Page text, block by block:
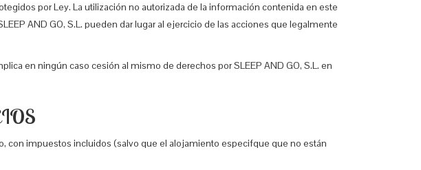
por Ley. La utilización no autorizada de la información contenida en este
AND GO, S.L. pueden dar lugar al ejercicio de las acciones que legalmente
en ningún caso cesión al mismo de derechos por SLEEP AND GO, S.L. en
con impuestos incluidos (salvo que el alojamiento especifque que no están